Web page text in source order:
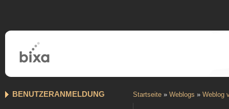
BENUTZERANMELDUNG Startseite » Weblogs » Weblog